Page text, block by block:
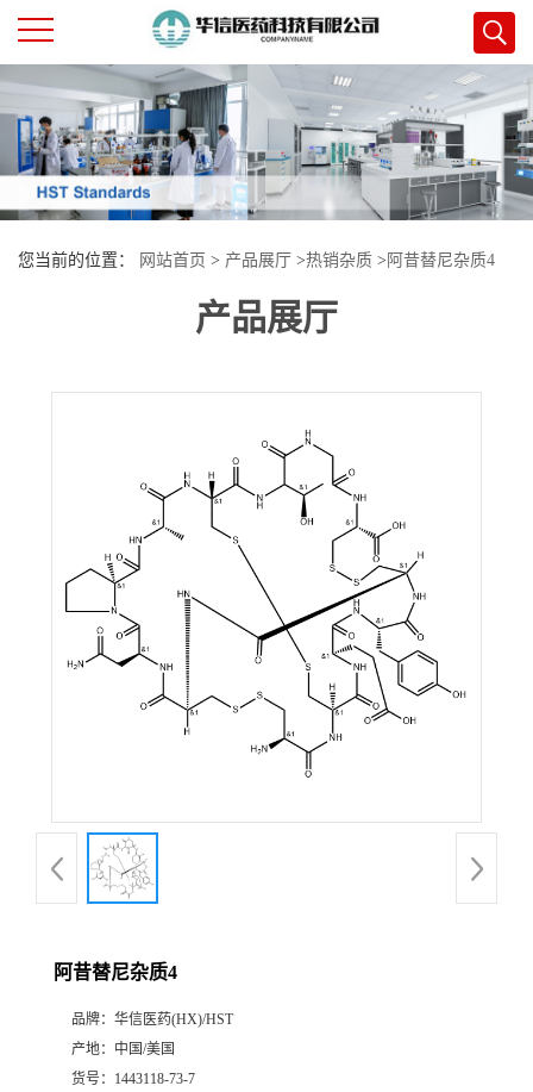
公
司
首
页
司
书
誉
您当前的位置： 网站首页 > 产品展厅 >热销杂质 > 阿昔替尼杂质4
产品展厅
阿昔替尼杂质4
品牌： 华信医药(HX)/HST
产地： 中国/美国
货号： 1443118-73-7